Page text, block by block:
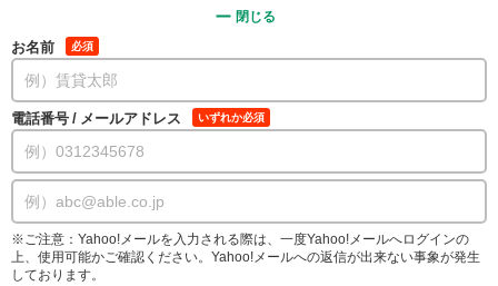
閉じる
お名前 必須
電話番号 / メールアドレス いずれか必須
※ご注意：Yahoo!メールを入力される際は、一度Yahoo!メールへログインの
上、使用可能かご確認ください。Yahoo!メールへの返信が出来ない事象が発生
しております。